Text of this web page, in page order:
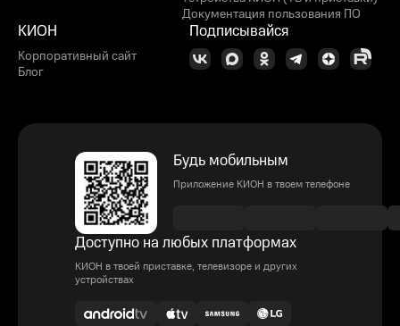
Документация пользования ПО
КИОН
Корпоративный сайт
Блог
Подписывайся
Будь мобильным
Приложение КИОН в твоем телефоне
Доступно на любых платформах
КИОН в твоей приставке, телевизоре и других
устройствах